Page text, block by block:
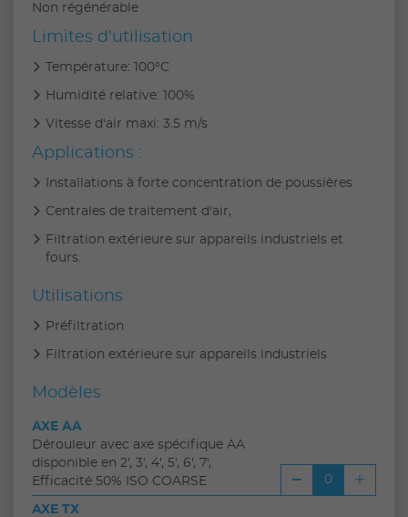
Non régénérable
Limites d'utilisation
Température: 100°C
Humidité relative: 100%
Vitesse d'air maxi: 3.5 m/s
Applications :
Installations à forte concentration de poussières
Centrales de traitement d'air,
Filtration extérieure sur appareils industriels et
fours.
Utilisations
Préfiltration
Filtration extérieure sur appareils industriels
Modèles
AXE AA
Dérouleur avec axe spécifique AA
disponible en 2', 3', 4', 5', 6', 7',
Efficacité 50% ISO COARSE
AXE TX